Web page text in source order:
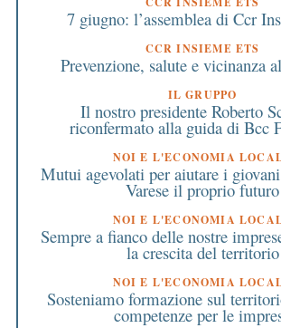
7 giugno: l’assemblea di Ccr
CCR INSIEME ETS
Prevenzione, salute e vicinanza
IL GRUPPO
Il nostro presidente Roberto
riconfermato alla guida di Bcc
NOI E L'ECONOMIA
Mutui agevolati per aiutare i
Varese il proprio futuro
NOI E L'ECONOMIA
Sempre a fianco delle nostre
la crescita del territorio
NOI E L'ECONOMIA
Sosteniamo formazione sul
competenze per le